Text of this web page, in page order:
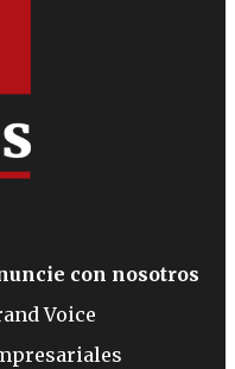
con nosotros
Voice